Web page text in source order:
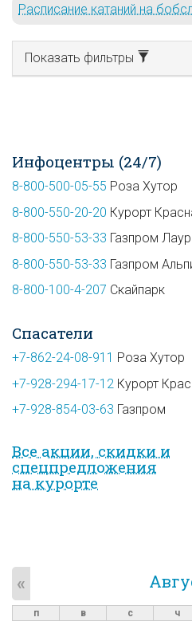
Расписание катаний на
Показать фильтры
Инфоцентры (24/7)
8-800-500-05-55 Роза Хутор
8-800-550-20-20 Курорт
8-800-550-53-33 Газпром
8-800-550-53-33 Газпром
8-800-100-4-207 Скайпарк
Спасатели
+7-862-24-08-911 Роза Хутор
+7-928-294-17-12 Курорт
+7-928-854-03-63 Газпром
Все акции, скидки и
спец­предложе­ния
на курорте
«
п в с ч